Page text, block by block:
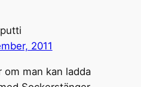
2011
om man kan ladda